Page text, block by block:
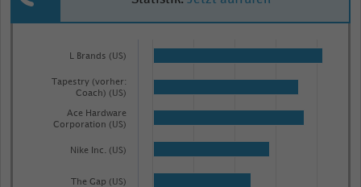
L Brands (US)
Nike Inc. (US)
Tapestry (vorher:
Coach) (US)
Ace Hardware
Corporation (US)
The Gap (US)